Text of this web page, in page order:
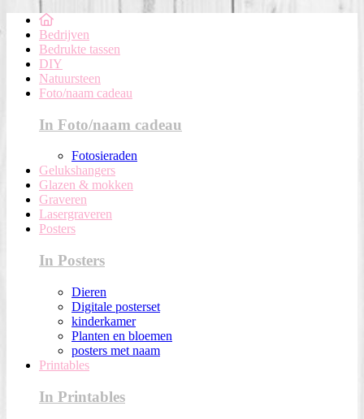
Bedrijven
Bedrukte tassen
DIY
Natuursteen
Foto/naam cadeau
In Foto/naam cadeau
Fotosieraden
Gelukshangers
Glazen & mokken
Graveren
Lasergraveren
Posters
In Posters
Dieren
Digitale posterset
kinderkamer
Planten en bloemen
posters met naam
Printables
In Printables